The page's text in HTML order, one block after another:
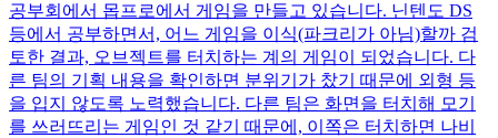
공부회에서 몹프로에서 게임을 만들고 있습니다. 닌텐도 DS
등에서 공부하면서, 어느 게임을 이식(파크리가 아님)할까 검
토한 결과, 오브젝트를 터치하는 계의 게임이 되었습니다. 다
른 팀의 기획 내용을 확인하면 분위기가 찼기 때문에 외형 등
을 입지 않도록 노력했습니다. 다른 팀은 화면을 터치해 모기
를 쓰러뜨리는 게임인 것 같기 때문에, 이쪽은 터치하면 나비